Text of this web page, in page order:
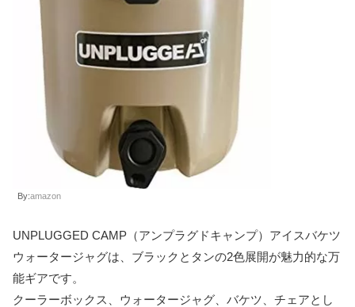
By:amazon
UNPLUGGED CAMP（アンプラグドキャンプ）アイスバケツ
ウォータージャグは、ブラックとタンの2色展開が魅力的な万
能ギアです。
クーラーボックス、ウォータージャグ、バケツ、チェアとし